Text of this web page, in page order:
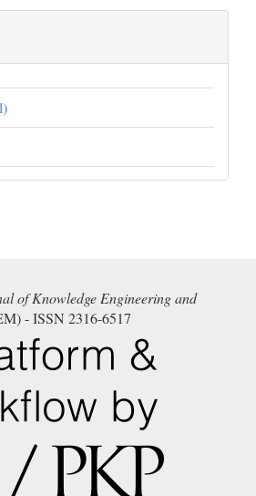
of Knowledge Engineering and
- ISSN 2316-6517